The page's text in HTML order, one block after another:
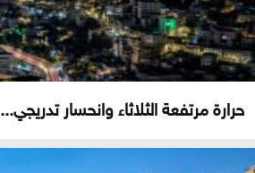
حرارة مرتفعة الثلاثاء وانحسار تدريجي...